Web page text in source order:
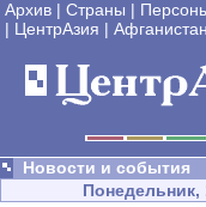
Архив | Страны |
| ЦентрАзия | Афганистан
Новости и события
Понедельник,